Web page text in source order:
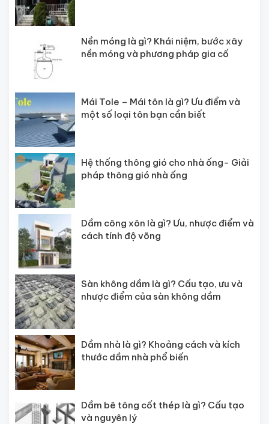
Nền móng là gì? Khái niệm, bước xây
nền móng và phương pháp gia cố
Mái Tole – Mái tôn là gì? Ưu điểm và
một số loại tôn bạn cần biết
Hệ thống thông gió cho nhà ống- Giải
pháp thông gió nhà ống
Dầm công xôn là gì? Ưu, nhược điểm và
cách tính độ võng
Sàn không dầm là gì? Cấu tạo, ưu và
nhược điểm của sàn không dầm
Dầm nhà là gì? Khoảng cách và kích
thước dầm nhà phổ biến
Dầm bê tông cốt thép là gì? Cấu tạo
và nguyên lý